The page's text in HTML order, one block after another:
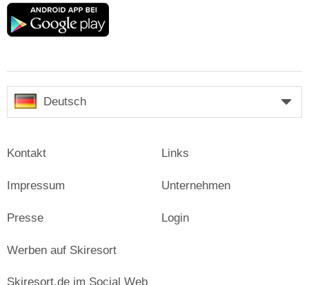
Google
Deutsch
Kontakt
Impressum
Presse
Links
Unternehmen
Login
Werben auf Skiresort
Skiresort.de im Social Web